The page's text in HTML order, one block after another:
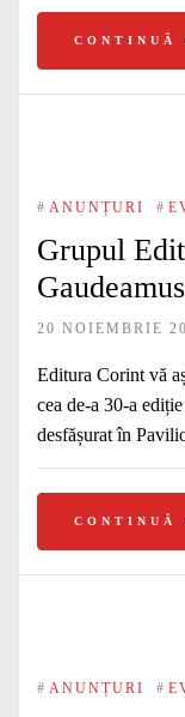
CONTINUĂ
# ANUNȚURI #
Grupul
20 NOIEMBRIE
Editura Corint vă
cea de-a 30-a
desfășurat în
CONTINUĂ
# ANUNȚURI #